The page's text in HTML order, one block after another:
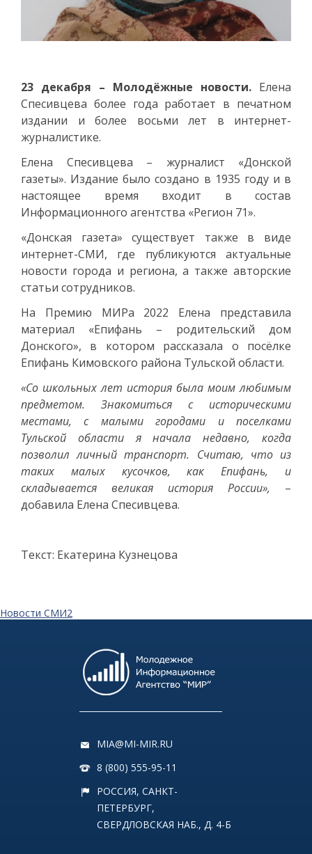
23 декабря – Молодёжные новости. Елена
Спесивцева более года работает в печатном
издании и более восьми лет в интернет-
журналистике.
Елена Спесивцева – журналист «Донской
газеты». Издание было создано в 1935 году и в
настоящее время входит в состав
Информационного агентства «Регион 71».
«Донская газета» существует также в виде
интернет-СМИ, где публикуются актуальные
новости города и региона, а также авторские
статьи сотрудников.
На Премию МИРа 2022 Елена представила
материал «Епифань – родительский дом
Донского», в котором рассказала о посёлке
Епифань Кимовского района Тульской области.
«Со школьных лет история была моим любимым
предметом. Знакомиться с историческими
местами, с малыми городами и поселками
Тульской области я начала недавно, когда
позволил личный транспорт. Считаю, что из
таких малых кусочков, как Епифань, и
складывается великая история России», –
добавила Елена Спесивцева.
Текст: Екатерина Кузнецова
Новости СМИ2
MIA@MI-MIR.RU
8 (800) 555-95-11
РОССИЯ, САНКТ-
ПЕТЕРБУРГ,
СВЕРДЛОВСКАЯ НАБ., Д. 4-Б